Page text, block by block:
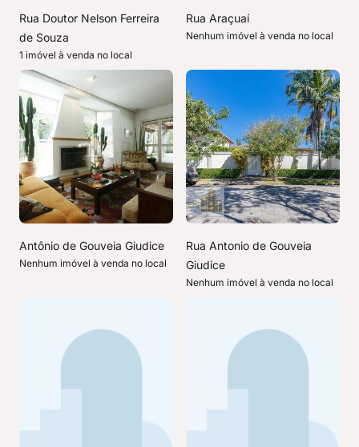
Rua Doutor Nelson Ferreira
de Souza
1 imóvel à venda no local
Rua Araçuaí
Nenhum imóvel à venda no local
Antônio de Gouveia Giudice
Nenhum imóvel à venda no local
Rua Antonio de Gouveia
Giudice
Nenhum imóvel à venda no local